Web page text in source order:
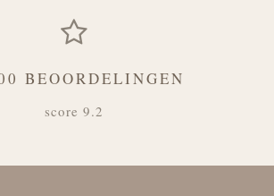
BEOORDELINGEN
score 9.2